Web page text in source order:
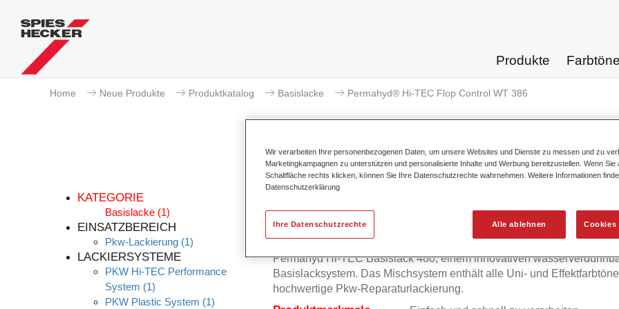
Produkte Farbtöne
Home Neue Produkte Produktkatalog Basislacke Permahyd® Hi-TEC Flop Control WT 386
KATEGORIE
Basislacke (1)
EINSATZBEREICH
Pkw-Lackierung (1)
LACKIERSYSTEME
PKW Hi-TEC Performance
System (1)
PKW Plastic System (1)
Permahyd® Hi-TEC Flop
Permahyd Hi-TEC Basislack 480, einem innovativen
Basislacksystem. Das Mischsystem enthält alle Uni- und
hochwertige Pkw-Reparaturlackierung.
Wir verarbeiten Ihre personenbezogenen Daten, um unsere Websites und Dienste zu messen und zu
Marketingkampagnen zu unterstützen und personalisierte Inhalte und Werbung bereitzustellen. Wenn Sie
Schaltfläche rechts klicken, können Sie Ihre Datenschutzrechte wahrnehmen. Weitere Informationen
Datenschutzerklärung
Alle ablehnen Cookies
Ihre Datenschutzrechte